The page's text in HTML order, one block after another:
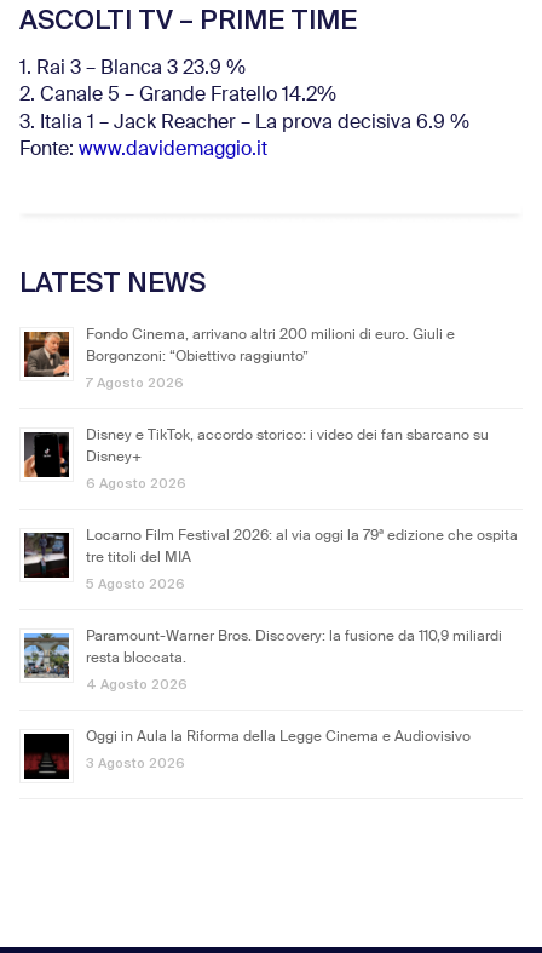
ASCOLTI TV – PRIME TIME
1. Rai 3 – Blanca 3 23.9 %
2. Canale 5 – Grande Fratello 14.2%
3. Italia 1 – Jack Reacher – La prova decisiva 6.9 %
Fonte: www.davidemaggio.it
LATEST NEWS
Fondo Cinema, arrivano altri 200 milioni di euro. Giuli e
Borgonzoni: “Obiettivo raggiunto”
7 Agosto 2026
Disney e TikTok, accordo storico: i video dei fan sbarcano su
Disney+
6 Agosto 2026
Locarno Film Festival 2026: al via oggi la 79ª edizione che ospita
tre titoli del MIA
5 Agosto 2026
Paramount-Warner Bros. Discovery: la fusione da 110,9 miliardi
resta bloccata.
4 Agosto 2026
Oggi in Aula la Riforma della Legge Cinema e Audiovisivo
3 Agosto 2026